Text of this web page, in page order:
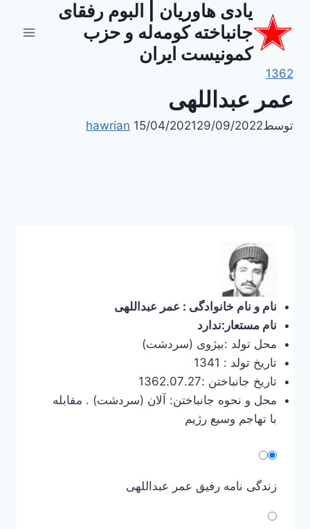
محتوا
یادی هاوریان | البوم رفقای
جانباخته کومه‌له و حزب
کمونیست ایران
1362
عمر عبداللهی
توسط hawrian 15/04/202129/09/2022
نام و نام خانوادگی : عمر عبداللهی
نام مستعار:ندارد
محل تولد :بیژوی (سردشت)
تاریخ تولد : 1341
تاریخ جانباختن :1362.07.27
محل و نحوه جانباختن: آلان (سردشت) . مقابله
با تهاجم وسیع رژیم
زندگی نامه رفیق عمر عبداللهی